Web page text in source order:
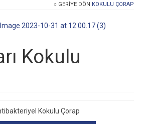
GERIYE DÖN KOKULU ÇORAP
Kokulu
Kokulu Çorap